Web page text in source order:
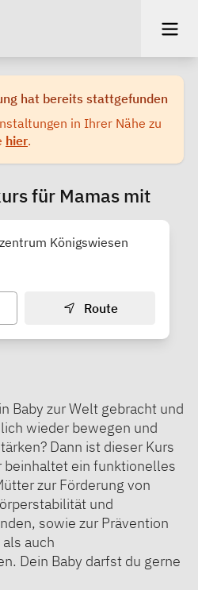
hat bereits stattgefunden
in Ihrer Nähe zu
hier.
für Mamas mit
Anna Ferstl
Königswiesen
Route
Baby zur Welt gebracht und
wieder bewegen und
Dann ist dieser Kurs
beinhaltet ein funktionelles
zur Förderung von
und
sowie zur Prävention
auch
Dein Baby darfst du gerne